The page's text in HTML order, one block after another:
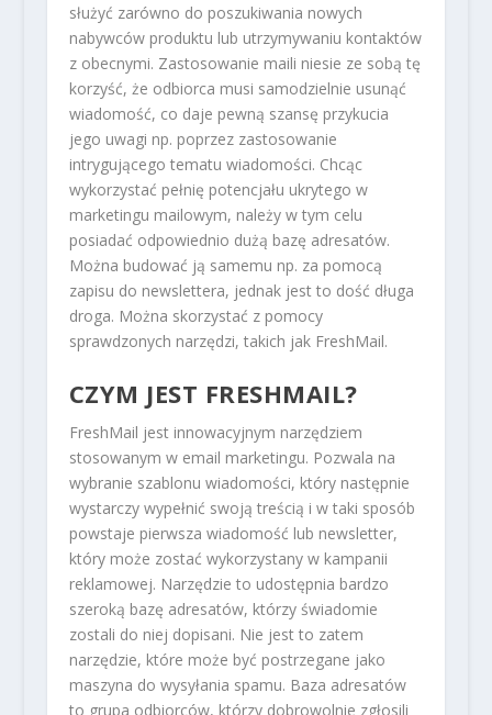
służyć zarówno do poszukiwania nowych
nabywców produktu lub utrzymywaniu kontaktów
z obecnymi. Zastosowanie maili niesie ze sobą tę
korzyść, że odbiorca musi samodzielnie usunąć
wiadomość, co daje pewną szansę przykucia
jego uwagi np. poprzez zastosowanie
intrygującego tematu wiadomości. Chcąc
wykorzystać pełnię potencjału ukrytego w
marketingu mailowym, należy w tym celu
posiadać odpowiednio dużą bazę adresatów.
Można budować ją samemu np. za pomocą
zapisu do newslettera, jednak jest to dość długa
droga. Można skorzystać z pomocy
sprawdzonych narzędzi, takich jak FreshMail.
CZYM JEST FRESHMAIL?
FreshMail jest innowacyjnym narzędziem
stosowanym w email marketingu. Pozwala na
wybranie szablonu wiadomości, który następnie
wystarczy wypełnić swoją treścią i w taki sposób
powstaje pierwsza wiadomość lub newsletter,
który może zostać wykorzystany w kampanii
reklamowej. Narzędzie to udostępnia bardzo
szeroką bazę adresatów, którzy świadomie
zostali do niej dopisani. Nie jest to zatem
narzędzie, które może być postrzegane jako
maszyna do wysyłania spamu. Baza adresatów
to grupa odbiorców, którzy dobrowolnie zgłosili